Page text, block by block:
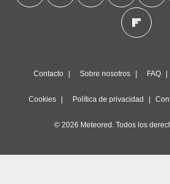
Contacto Sobre nosotros FAQ
Cookies Política de privacidad
© 2026 Meteored. Todos los